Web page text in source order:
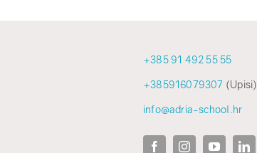
+385 91 492 55 55
+385916079307 (Upisi)
info@adria-school.hr